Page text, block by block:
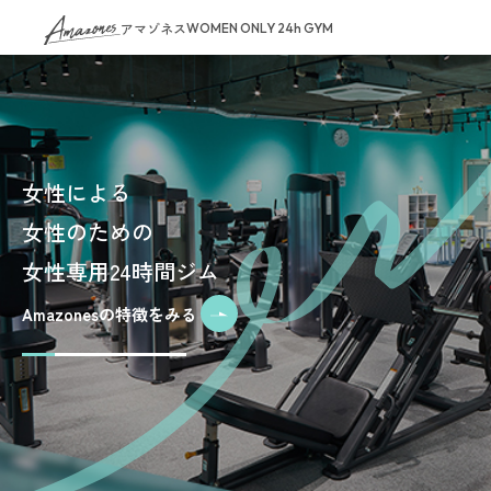
アマゾネスWOMEN ONLY 24h GYM
女性による
女性のための
女性専用24時間ジム
Amazonesの特徴をみる